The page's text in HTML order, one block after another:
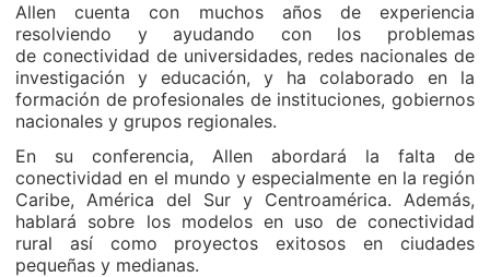
Allen cuenta con muchos años de experiencia
resolviendo y ayudando con los problemas
de conectividad de universidades, redes nacionales de
investigación y educación, y ha colaborado en la
formación de profesionales de instituciones, gobiernos
nacionales y grupos regionales.
En su conferencia, Allen abordará la falta de
conectividad en el mundo y especialmente en la región
Caribe, América del Sur y Centroamérica. Además,
hablará sobre los modelos en uso de conectividad
rural así como proyectos exitosos en ciudades
pequeñas y medianas.